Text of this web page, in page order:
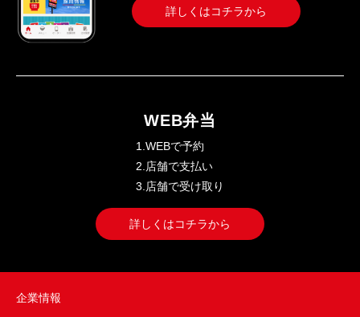
詳しくはコチラから
WEB弁当
1.WEBで予約
2.店舗で支払い
3.店舗で受け取り
詳しくはコチラから
企業情報